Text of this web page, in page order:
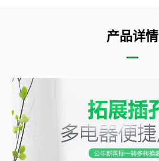
产品详情